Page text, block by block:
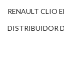
RENAULT CLIO
DISTRIBUIDOR